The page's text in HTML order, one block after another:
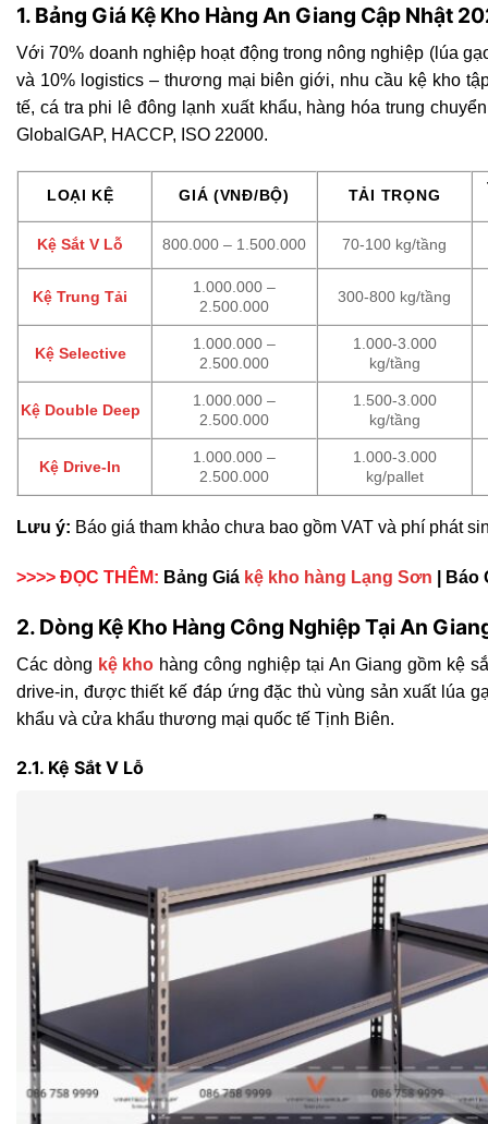
1. Bảng Giá Kệ Kho Hàng An Giang Cập Nhật
Với 70% doanh nghiệp hoạt động trong nông nghiệp (lúa
và 10% logistics – thương mại biên giới, nhu cầu kệ kho
tế, cá tra phi lê đông lạnh xuất khẩu, hàng hóa trung
GlobalGAP, HACCP, ISO 22000.
LOẠI KỆ GIÁ (VNĐ/BỘ) TẢI TRỌNG
Kệ Sắt V Lỗ 800.000 – 1.500.000 70-100 kg/tầng
Kệ Trung Tải
1.000.000 –
2.500.000
300-800 kg/tầng
Kệ Selective
1.000.000 –
2.500.000
1.000-3.000
kg/tầng
Kệ Double Deep
1.000.000 –
2.500.000
1.500-3.000
kg/tầng
Kệ Drive-In
1.000.000 –
2.500.000
1.000-3.000
kg/pallet
Lưu ý: Báo giá tham khảo chưa bao gồm VAT và phí phát
>>>> ĐỌC THÊM: Bảng Giá kệ kho hàng Lạng Sơn | Báo
2. Dòng Kệ Kho Hàng Công Nghiệp Tại An
Các dòng kệ kho hàng công nghiệp tại An Giang gồm kệ
drive-in, được thiết kế đáp ứng đặc thù vùng sản xuất lúa
khẩu và cửa khẩu thương mại quốc tế Tịnh Biên.
2.1. Kệ Sắt V Lỗ